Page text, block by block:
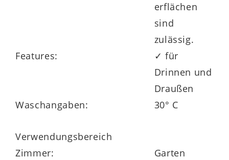
Schonwaschgang gereinigt werden. Nicht
bleichen, nicht im Wäschetrockner
trocknen und nicht chemisch reinigen.
Bügeln ist bei max. 110 °C möglich.
Die Füllung ist austausch- und nachfüllbar,
erflächen
sind
zulässig.
Features:
✓ für
Drinnen und
Draußen
Waschangaben:
30° C
Verwendungsbereich
Zimmer:
Garten